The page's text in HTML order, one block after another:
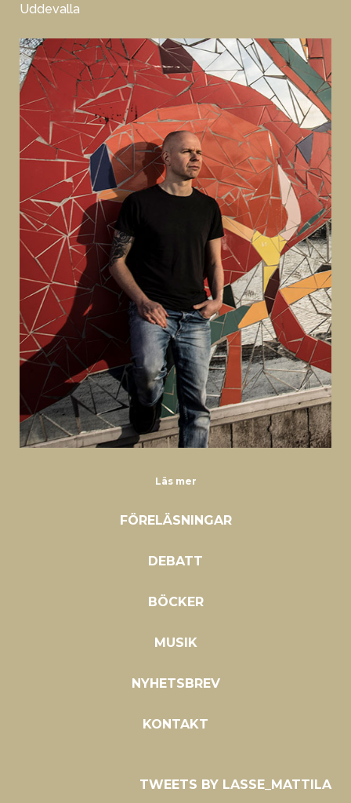
Uddevalla
Läs mer
FÖRELÄSNINGAR
DEBATT
BÖCKER
MUSIK
NYHETSBREV
KONTAKT
TWEETS BY LASSE_MATTILA